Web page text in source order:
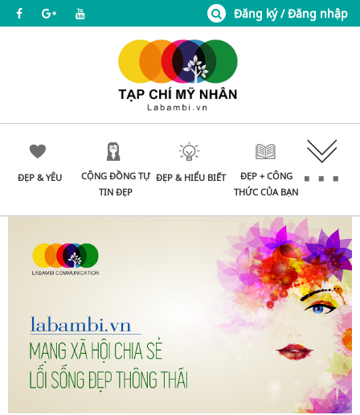
Đăng ký / Đăng nhập
ĐẸP & YÊU
CỘNG ĐỒNG TỰ
TIN ĐẸP
ĐẸP & HIỂU BIẾT
ĐẸP + CÔNG
THỨC CỦA BẠN